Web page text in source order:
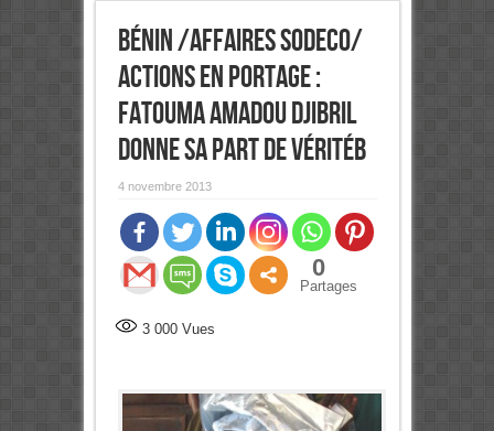
Bénin /Affaires SODECO/
Actions en portage :
Fatouma Amadou Djibril
donne sa part de véritéb
4 novembre 2013
0
Partages
3 000Vues